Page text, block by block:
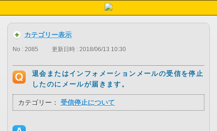
カテゴリー表示
No : 2085 更新日時 : 2018/06/13 10:30
退会またはインフォメーションメールの受信を停止
したのにメールが届きます。
カテゴリー： 受信停止について